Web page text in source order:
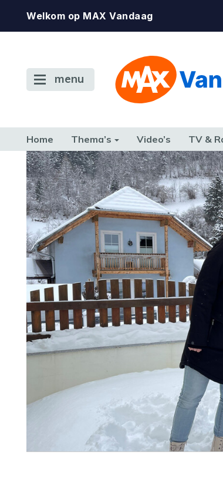
Welkom op MAX Vandaag
menu
Home Thema’s Video’s TV &
CONSUMENT ETEN & DRINKEN FAMILIE & RELATIE
TERUG NAAR TOEN